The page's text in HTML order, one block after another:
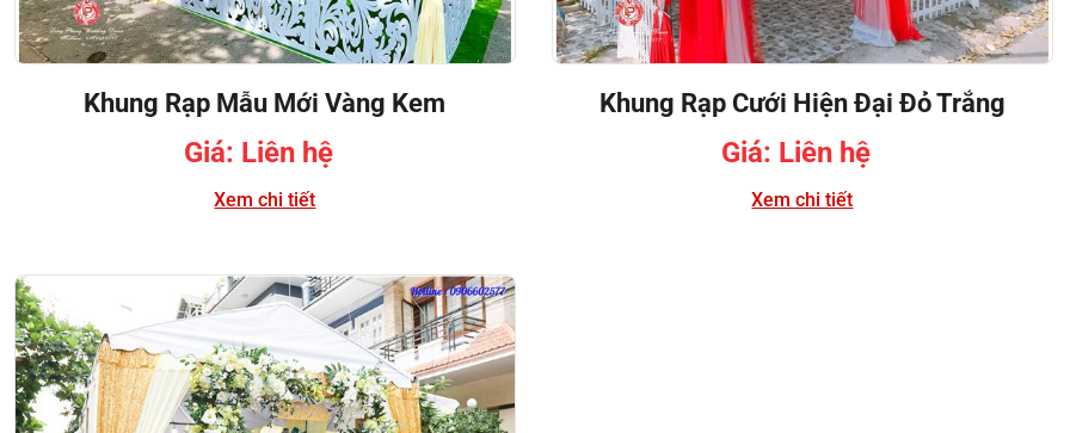
Khung Rạp Mẫu Mới Vàng Kem
Giá: Liên hệ
Xem chi tiết
Khung Rạp Cưới Hiện Đại Đỏ Trắng
Giá: Liên hệ
Xem chi tiết